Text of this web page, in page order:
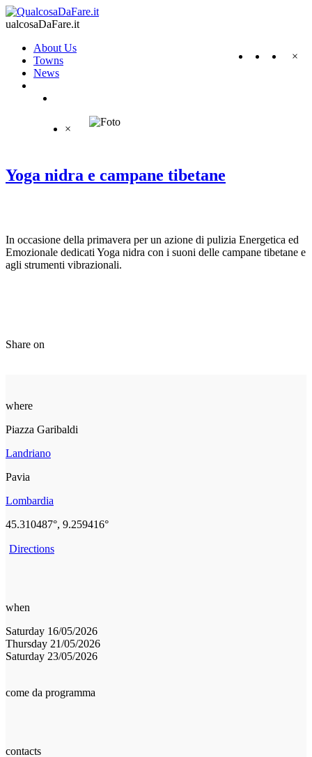
ualcosaDaFare.it
×
About Us
Towns
News
×
Yoga nidra e campane tibetane
In occasione della primavera per un azione di pulizia Energetica ed
Emozionale dedicati Yoga nidra con i suoni delle campane tibetane e
agli strumenti vibrazionali.
Share on
where
Piazza Garibaldi
Landriano
Pavia
Lombardia
45.310487°, 9.259416°
Directions
when
Saturday 16/05/2026
Thursday 21/05/2026
Saturday 23/05/2026
come da programma
contacts